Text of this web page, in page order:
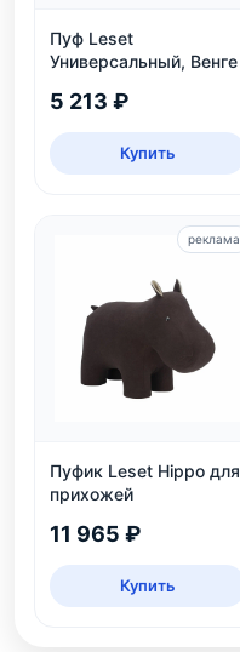
Пуф Leset
Универсальный, Венге
5 213 ₽
Купить
Пуфик Leset Hippo для
прихожей
11 965 ₽
Купить
реклама